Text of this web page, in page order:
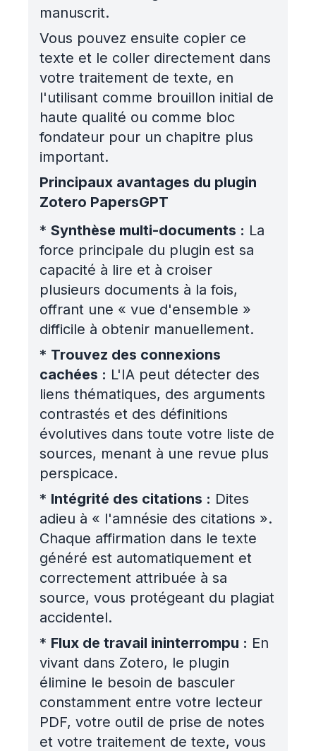
manuscrit.
Vous pouvez ensuite copier ce
texte et le coller directement dans
votre traitement de texte, en
l'utilisant comme brouillon initial de
haute qualité ou comme bloc
fondateur pour un chapitre plus
important.
Principaux avantages du plugin
Zotero PapersGPT
* Synthèse multi-documents : La
force principale du plugin est sa
capacité à lire et à croiser
plusieurs documents à la fois,
offrant une « vue d'ensemble »
difficile à obtenir manuellement.
* Trouvez des connexions
cachées : L'IA peut détecter des
liens thématiques, des arguments
contrastés et des définitions
évolutives dans toute votre liste de
sources, menant à une revue plus
perspicace.
* Intégrité des citations : Dites
adieu à « l'amnésie des citations ».
Chaque affirmation dans le texte
généré est automatiquement et
correctement attribuée à sa
source, vous protégeant du plagiat
accidentel.
* Flux de travail ininterrompu : En
vivant dans Zotero, le plugin
élimine le besoin de basculer
constamment entre votre lecteur
PDF, votre outil de prise de notes
et votre traitement de texte, vous